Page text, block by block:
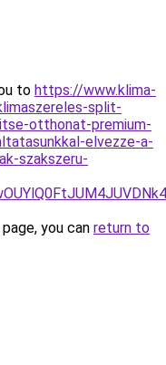
to https://www.klima-
split-
otthonat-premium-
elvezze-a-
szakszeru-
you can return to